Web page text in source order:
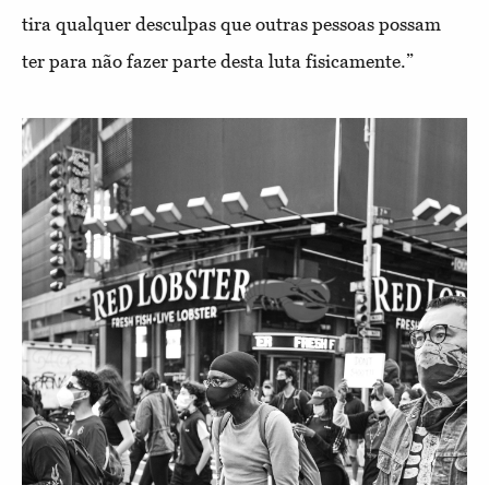
tira qualquer desculpas que outras pessoas possam
ter para não fazer parte desta luta fisicamente.”